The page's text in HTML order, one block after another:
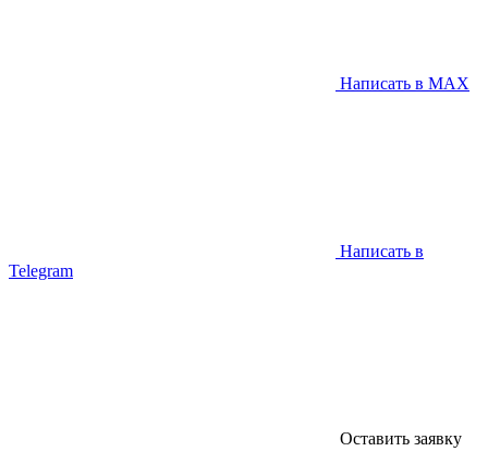
Написать в MAX
Написать в
Telegram
Оставить заявку